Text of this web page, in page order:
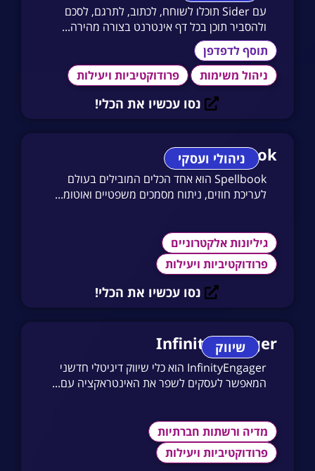
עם Sider תוכלו לשוחח, לכתוב, לתרגם, לסכם
ולהסביר תוכן בכל דף אינטרנט בצורה מהירה...
תוסף לדפדפן
ניהול משימות
פרודוקטיביות ויעילות
נסו עכשיו את הכלי!
ניהולי ועסקי
Spellbook
Spellbook הוא אחד הכלים המובילים בעולם
לעריכת חוזים, ניתוח מסמכים משפטיים ואוטומ...
גיליונות אלקטרוניים
פרודוקטיביות ויעילות
נסו עכשיו את הכלי!
שיווק
InfinityEngager
InfinityEngager הוא כלי שיווק דיגיטלי חדשני
המאפשר לעסקים לשפר את האינטראקציה עם...
מדיה ורשתות חברתיות
פרודוקטיביות ויעילות